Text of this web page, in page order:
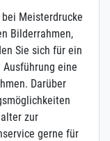
Meisterdrucke
Bilderrahmen,
Sie sich für ein
Ausführung eine
Darüber
zur
gerne für